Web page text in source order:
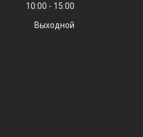
10:00
15:00
Выходной